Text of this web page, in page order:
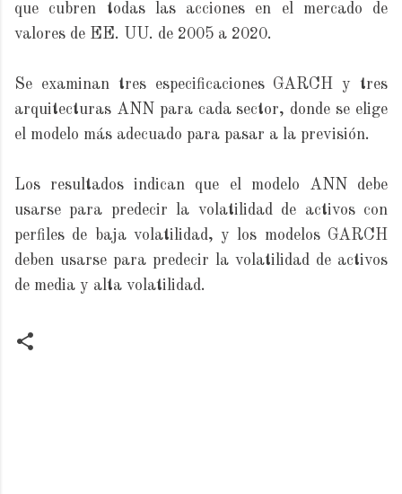
que cubren todas las acciones en el mercado de
valores de EE. UU. de 2005 a 2020.
Se examinan tres especificaciones GARCH y tres
arquitecturas ANN para cada sector, donde se elige
el modelo más adecuado para pasar a la previsión.
Los resultados indican que el modelo ANN debe
usarse para predecir la volatilidad de activos con
perfiles de baja volatilidad, y los modelos GARCH
deben usarse para predecir la volatilidad de activos
de media y alta volatilidad.